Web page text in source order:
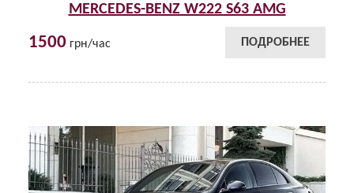
MERCEDES-BENZ W222 S63 AMG
1500 грн/час ПОДРОБНЕЕ